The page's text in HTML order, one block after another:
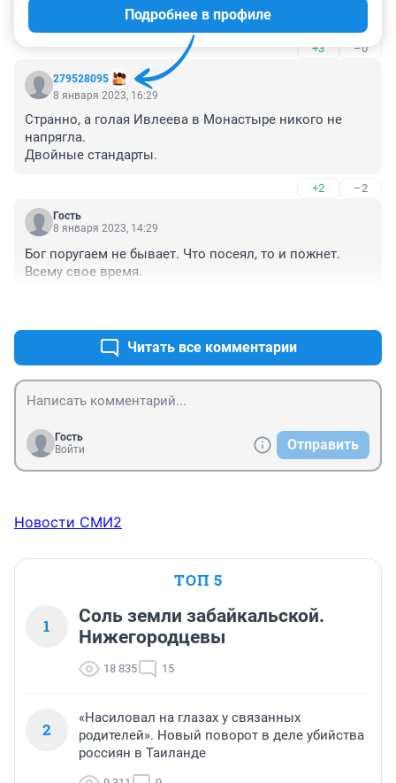
+3 –0
279528095
Подробнее в профиле
8 января 2023, 16:29
Странно, а голая Ивлеева в Монастыре никого не
напрягла.
Двойные стандарты.
+2 –2
Гость
8 января 2023, 14:29
Бог поругаем не бывает. Что посеял, то и пожнет.
Всему свое время.
Читать все комментарии
Гость
Войти
Отправить
Новости СМИ2
ТОП 5
1
Соль земли забайкальской.
Нижегородцевы
18 835 15
2
«Насиловал на глазах у связанных
родителей». Новый поворот в деле убийства
россиян в Таиланде